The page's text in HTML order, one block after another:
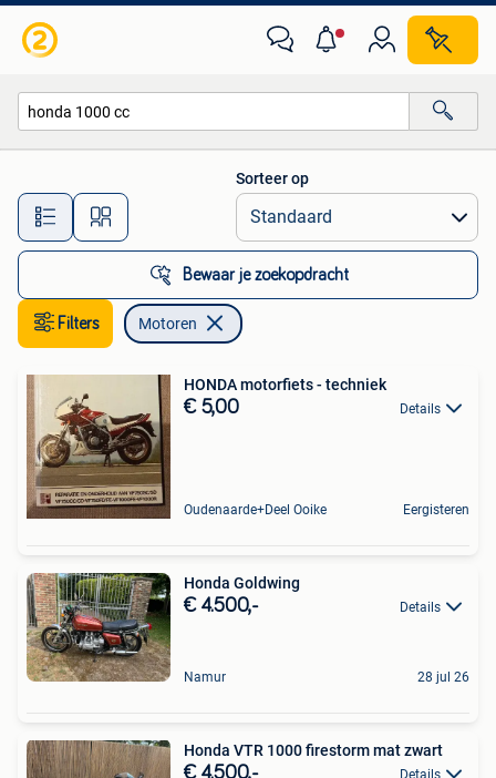
Alle afstanden…
Sorteer op
Bewaar je zoekopdracht
Filters Motoren
HONDA motorfiets - techniek
€ 5,00 Details
Oudenaarde+Deel Ooike Eergisteren
Honda Goldwing
€ 4.500,- Details
Namur 28 jul 26
Honda VTR 1000 firestorm mat zwart
€ 4.500,- Details